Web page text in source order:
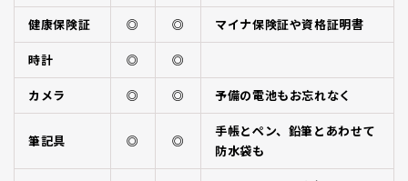
健康保険証 ◎ ◎ マイナ保険証や資格証明書
時計 ◎ ◎
カメラ ◎ ◎ 予備の電池もお忘れなく
筆記具 ◎ ◎
手帳とペン、鉛筆とあわせて
防水袋も